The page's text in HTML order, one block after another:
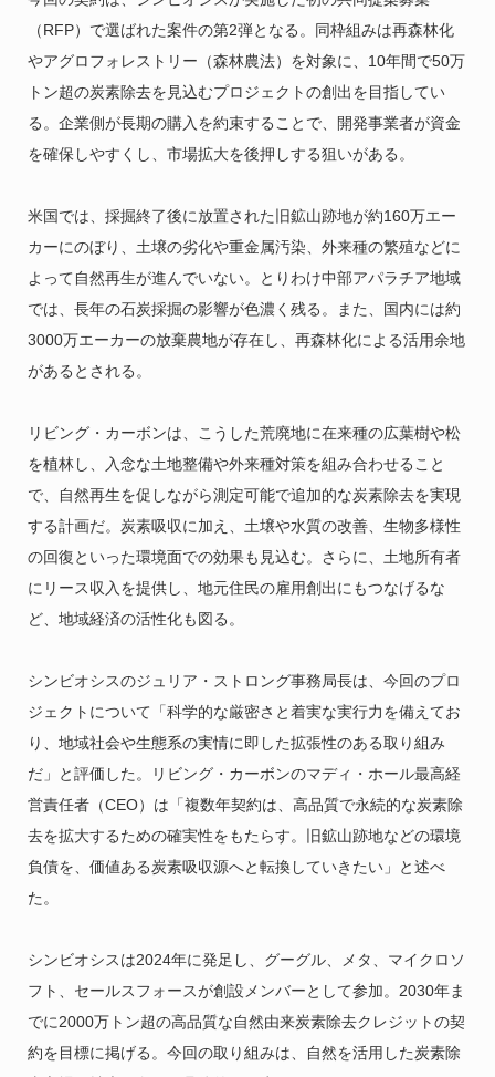
（RFP）で選ばれた案件の第2弾となる。同枠組みは再森林化
やアグロフォレストリー（森林農法）を対象に、10年間で50万
トン超の炭素除去を見込むプロジェクトの創出を目指してい
る。企業側が長期の購入を約束することで、開発事業者が資金
を確保しやすくし、市場拡大を後押しする狙いがある。
米国では、採掘終了後に放置された旧鉱山跡地が約160万エー
カーにのぼり、土壌の劣化や重金属汚染、外来種の繁殖などに
よって自然再生が進んでいない。とりわけ中部アパラチア地域
では、長年の石炭採掘の影響が色濃く残る。また、国内には約
3000万エーカーの放棄農地が存在し、再森林化による活用余地
があるとされる。
リビング・カーボンは、こうした荒廃地に在来種の広葉樹や松
を植林し、入念な土地整備や外来種対策を組み合わせること
で、自然再生を促しながら測定可能で追加的な炭素除去を実現
する計画だ。炭素吸収に加え、土壌や水質の改善、生物多様性
の回復といった環境面での効果も見込む。さらに、土地所有者
にリース収入を提供し、地元住民の雇用創出にもつなげるな
ど、地域経済の活性化も図る。
シンビオシスのジュリア・ストロング事務局長は、今回のプロ
ジェクトについて「科学的な厳密さと着実な実行力を備えてお
り、地域社会や生態系の実情に即した拡張性のある取り組み
だ」と評価した。リビング・カーボンのマディ・ホール最高経
営責任者（CEO）は「複数年契約は、高品質で永続的な炭素除
去を拡大するための確実性をもたらす。旧鉱山跡地などの環境
負債を、価値ある炭素吸収源へと転換していきたい」と述べ
た。
シンビオシスは2024年に発足し、グーグル、メタ、マイクロソ
フト、セールスフォースが創設メンバーとして参加。2030年ま
でに2000万トン超の高品質な自然由来炭素除去クレジットの契
約を目標に掲げる。今回の取り組みは、自然を活用した炭素除